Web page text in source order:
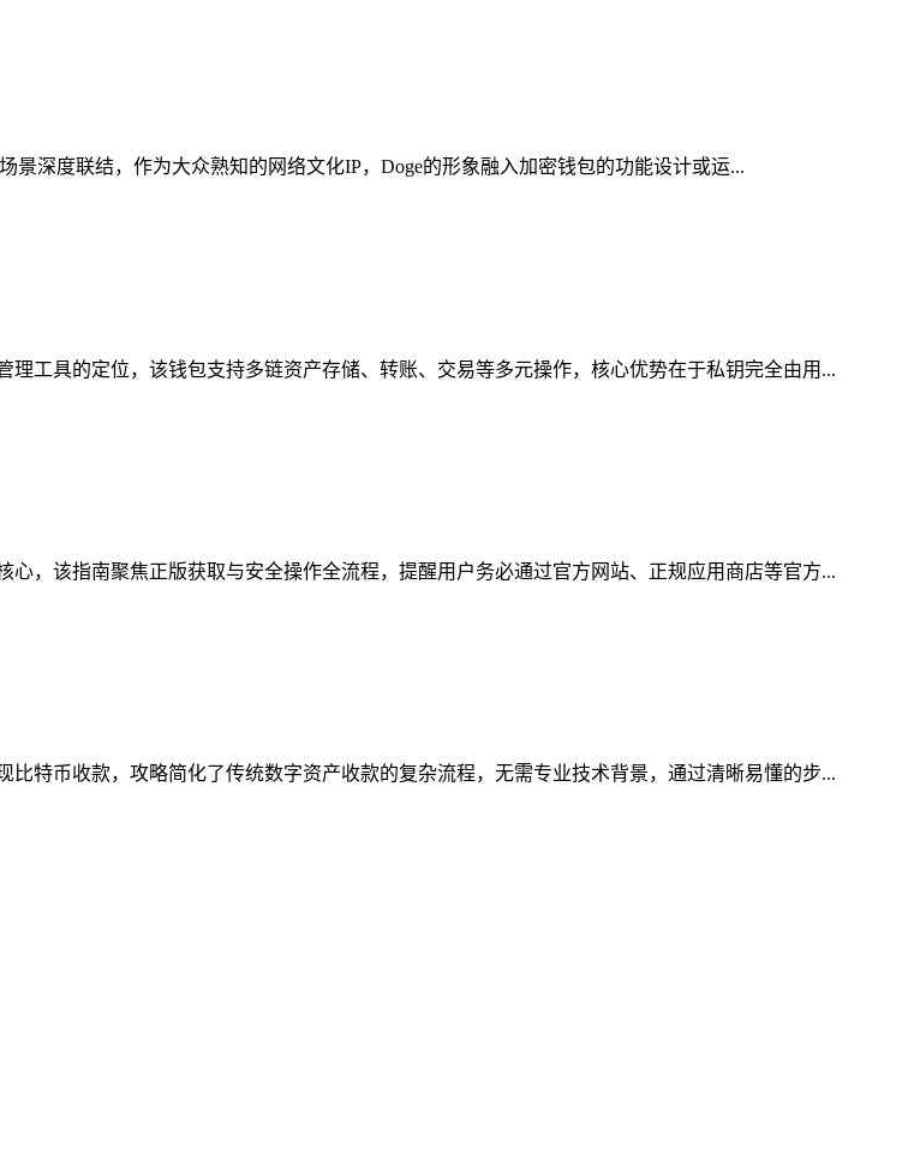
深度联结，作为大众熟知的网络文化IP，Doge的形象融入加密钱包的功能设计或运...
工具的定位，该钱包支持多链资产存储、转账、交易等多元操作，核心优势在于私钥完全由用...
，该指南聚焦正版获取与安全操作全流程，提醒用户务必通过官方网站、正规应用商店等官方...
特币收款，攻略简化了传统数字资产收款的复杂流程，无需专业技术背景，通过清晰易懂的步...